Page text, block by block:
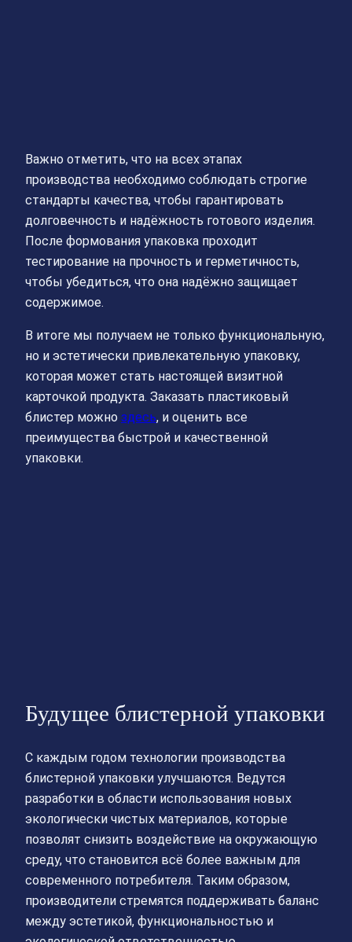
Важно отметить, что на всех этапах
производства необходимо соблюдать строгие
стандарты качества, чтобы гарантировать
долговечность и надёжность готового изделия.
После формования упаковка проходит
тестирование на прочность и герметичность,
чтобы убедиться, что она надёжно защищает
содержимое.
В итоге мы получаем не только функциональную,
но и эстетически привлекательную упаковку,
которая может стать настоящей визитной
карточкой продукта. Заказать пластиковый
блистер можно здесь, и оценить все
преимущества быстрой и качественной
упаковки.
Будущее блистерной упаковки
С каждым годом технологии производства
блистерной упаковки улучшаются. Ведутся
разработки в области использования новых
экологически чистых материалов, которые
позволят снизить воздействие на окружающую
среду, что становится всё более важным для
современного потребителя. Таким образом,
производители стремятся поддерживать баланс
между эстетикой, функциональностью и